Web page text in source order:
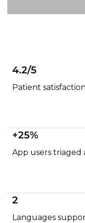
4.2/5
Patient satisfaction
+25%
App users
2
Languages